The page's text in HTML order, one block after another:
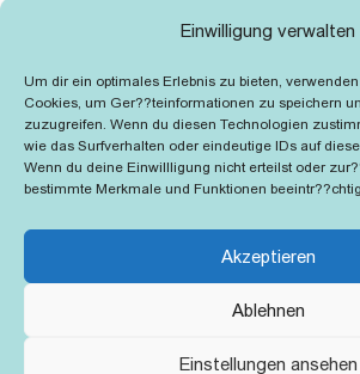
Einwilligung verwalten
Um dir ein optimales Erlebnis zu bieten,
Cookies, um Ger??teinformationen zu speichern
zuzugreifen. Wenn du diesen Technologien
wie das Surfverhalten oder eindeutige IDs auf
Wenn du deine Einwillligung nicht erteilst oder
bestimmte Merkmale und Funktionen
Akzeptieren
Ablehnen
Einstellungen ansehen
photographer … Feuer im Fjord …
Grubenlampe … Tolstoy … Grün ist
Lady Hamilton … Mütter verzaget
Ruttmann Werbefilme